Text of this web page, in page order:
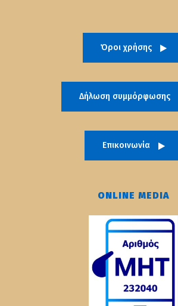
Όροι χρήσης
Δήλωση συμμόρφωσης
Επικοινωνία
ONLINE MEDIA